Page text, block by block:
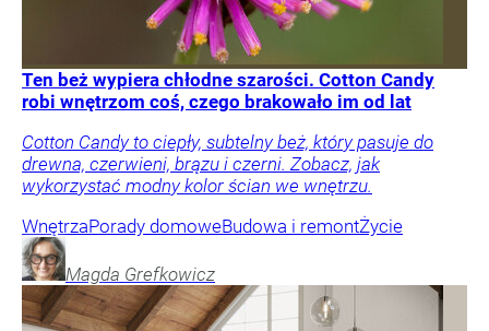
Ten beż wypiera chłodne szarości. Cotton Candy
robi wnętrzom coś, czego brakowało im od lat
Cotton Candy to ciepły, subtelny beż, który pasuje do
drewna, czerwieni, brązu i czerni. Zobacz, jak
wykorzystać modny kolor ścian we wnętrzu.
WnętrzaPorady domoweBudowa i remontŻycie
Magda Grefkowicz